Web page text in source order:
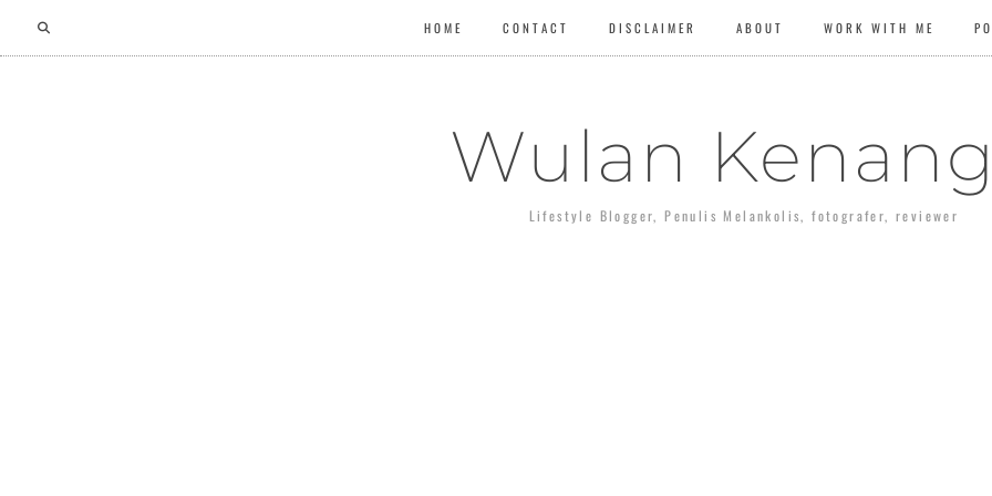
HOME CONTACT DISCLAIMER ABOUT WORK WITH ME
Wulan
Lifestyle Blogger, Penulis Melankolis, fotografer, reviewer